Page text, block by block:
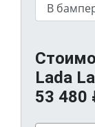
Lada
53 480